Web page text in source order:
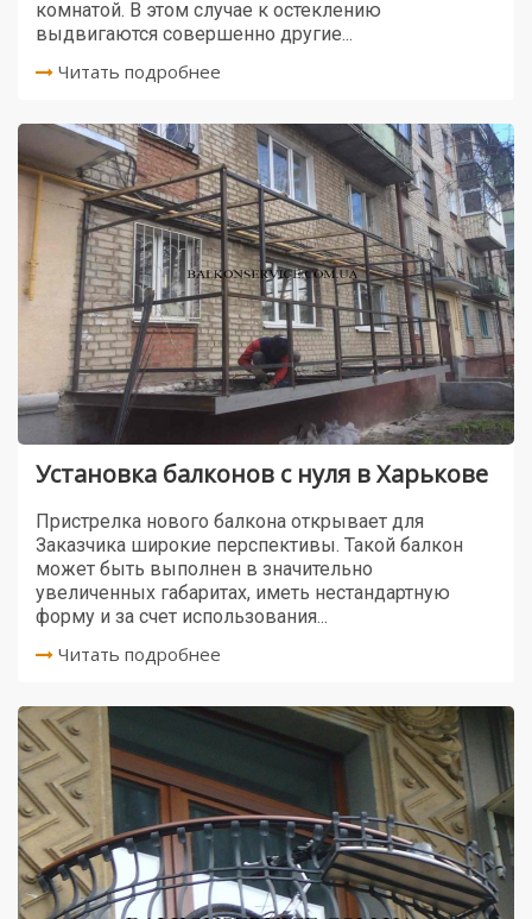
комнатой. В этом случае к остеклению
выдвигаются совершенно другие...
Читать подробнее
Установка балконов с нуля в Харькове
Пристрелка нового балкона открывает для
Заказчика широкие перспективы. Такой балкон
может быть выполнен в значительно
увеличенных габаритах, иметь нестандартную
форму и за счет использования...
Читать подробнее